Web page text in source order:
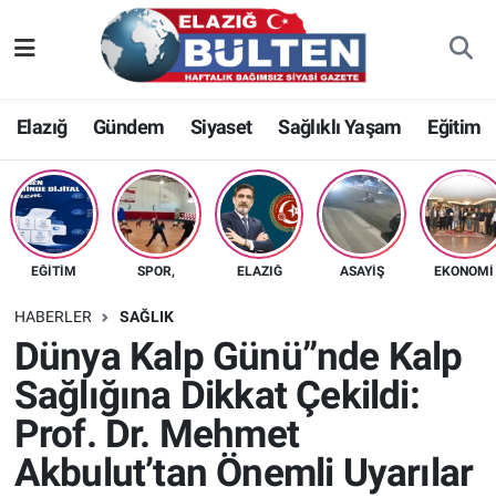
Elazığ Gündem Siyaset Sağlıklı Yaşam Eğitim
EĞITIM SPOR, ELAZIĞ ASAYIŞ EKONOMI
HABERLER SAĞLIK
Dünya Kalp Günü”nde Kalp
Sağlığına Dikkat Çekildi:
Prof. Dr. Mehmet
Akbulut’tan Önemli Uyarılar
Asayiş
Bilim-Teknoloji
Eğitim
Ekonomi
Elazığ
Gündem
Kültür-Sanat
Sağlık
Nöbetçi Eczaneler
Hava Durumu
Namaz Vakitleri
Trafik Durumu
Süper Lig Puan Durumu ve Fikstür
Tüm Manşetler
Son Dakika Haberleri
Haber Arşivi